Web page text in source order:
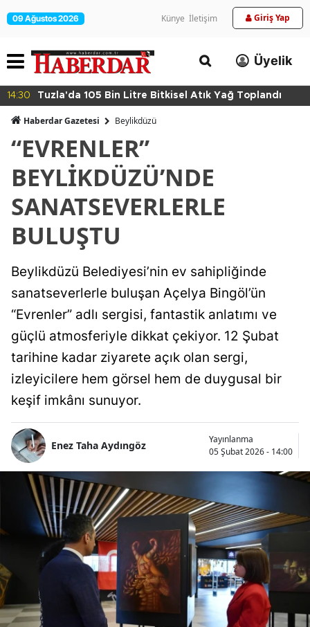
09 Ağustos 2026 Künye İletişim Giriş Yap
Üyelik
14:30 Tuzla'da 105 Bin Litre Bitkisel Atık Yağ Toplandı
Haberdar Gazetesi Beylikdüzü
“EVRENLER”
BEYLİKDÜZÜ’NDE
SANATSEVERLERLE
BULUŞTU
Beylikdüzü Belediyesi’nin ev sahipliğinde
sanatseverlerle buluşan Açelya Bingöl’ün
“Evrenler” adlı sergisi, fantastik anlatımı ve
güçlü atmosferiyle dikkat çekiyor. 12 Şubat
tarihine kadar ziyarete açık olan sergi,
izleyicilere hem görsel hem de duygusal bir
keşif imkânı sunuyor.
Enez Taha Aydıngöz
Yayınlanma
05 Şubat 2026 - 14:00